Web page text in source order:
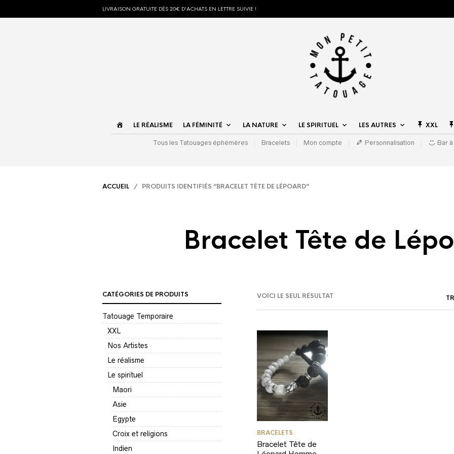
LIVRAISON GRATUITE DÈS 20€ D'ACHATS EN LETTRE SUIVIE !
ACCUEIL
LE RÉALISME LA FÉMINITÉ LA NATURE LE SPIRITUEL LES AUTRES XXL
Tous les Tatouages éphémères Bracelets Mon compte Personnalisation Bar
ACCUEIL / PRODUITS IDENTIFIÉS “BRACELET TÊTE DE LÉPOARD”
Bracelet Tête de
VOICI LE SEUL RÉSULTAT
CATÉGORIES DE PRODUITS
Tatouage Temporaire
XXL
Nos Artistes
Le réalisme
Le spirituel
Maori
Asie
Egypte
Croix et religions
Indien
BRACELETS
Bracelet Tête de